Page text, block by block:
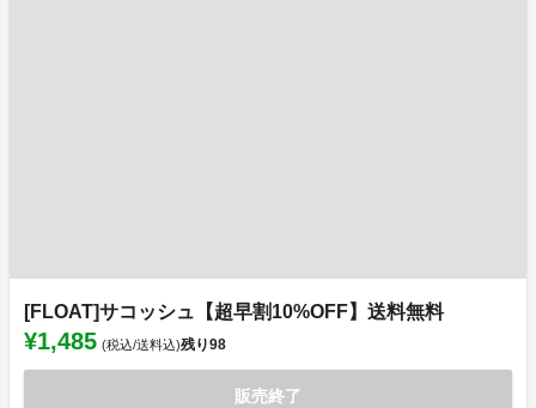
[FLOAT]サコッシュ【超早割10%OFF】送料無料
¥1,485 (税込/送料込)残り98
販売終了